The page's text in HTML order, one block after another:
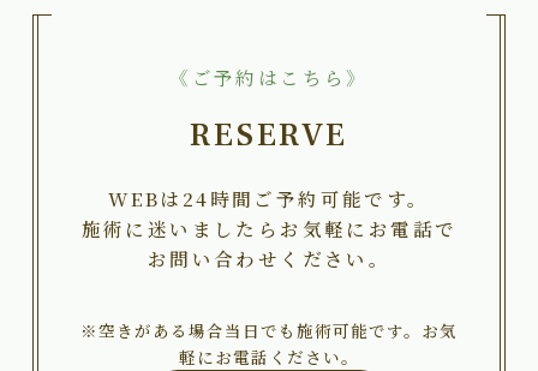
《ご予約はこちら》
RESERVE
WEBは24時間ご予約可能です。
施術に迷いましたらお気軽にお電話で
お問い合わせください。
※空きがある場合当日でも施術可能です。お気
軽にお電話ください。